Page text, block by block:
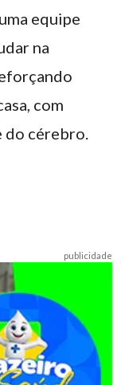
equipe
na
com
do cérebro.
publicidade